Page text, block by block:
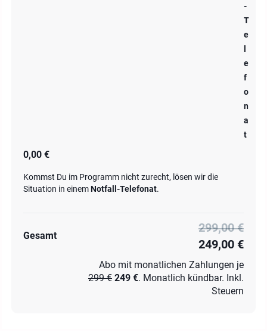
-
T
e
e
f
o
n
a
t
0,00 €
Kommst Du im Programm nicht zurecht, lösen wir die
Situation in einemNotfall-Telefonat.
Gesamt
299,00 €
249,00 €
Abo mit monatlichen Zahlungen je
299 € 249 €. Monatlich kündbar. Inkl.
Steuern